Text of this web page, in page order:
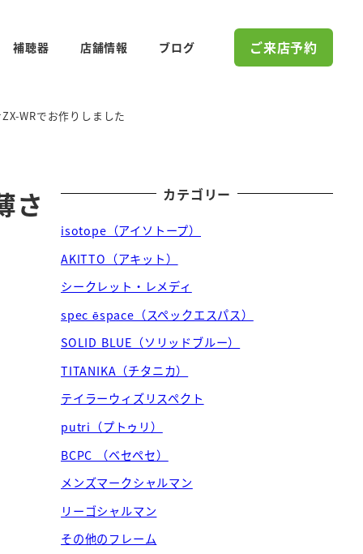
補聴器 店舗情報 ブログ ご来店予約
WRでお作りしました
さ カテゴリー
isotope（アイソトープ）
AKITTO（アキット）
シークレット・レメディ
spec ēspace（スペックエスパス）
SOLID BLUE（ソリッドブルー）
TITANIKA（チタニカ）
テイラーウィズリスペクト
putri（プトゥリ）
BCPC （ベセペセ）
メンズマークシャルマン
リーゴシャルマン
その他のフレーム